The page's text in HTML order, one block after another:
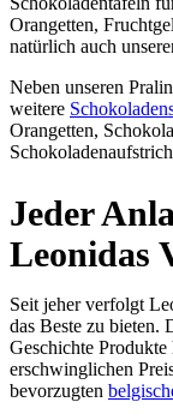
Orangetten,
natürlich auch
Neben unseren
weitere
Orangetten,
Jeder
Leonidas
Seit jeher verfolgt
das Beste zu bieten.
Geschichte
erschwinglichen
bevorzugten